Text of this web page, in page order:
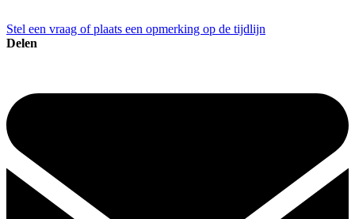
Stel een vraag of plaats een opmerking op de tijdlijn
Delen